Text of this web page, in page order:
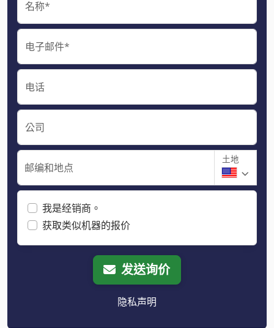
名称*
电子邮件*
电话
公司
邮编和地点
土地
我是经销商。
获取类似机器的报价
发送询价
隐私声明